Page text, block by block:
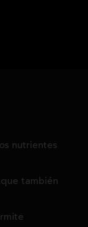
nutrientes
también